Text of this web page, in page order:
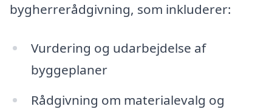
bygherrerådgivning, som inkluderer:
Vurdering og udarbejdelse af
byggeplaner
Rådgivning om materialevalg og